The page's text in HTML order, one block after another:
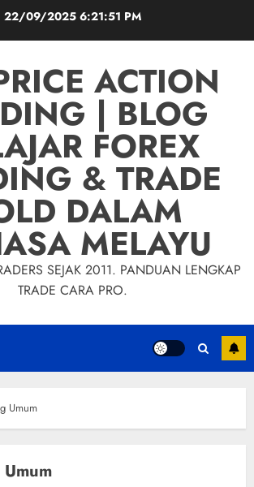
22/09/2025 6:21:52 PM
ACTION
| BLOG
FOREX
& TRADE
DALAM
MELAYU
SEJAK 2011. PANDUAN LENGKAP
TRADE CARA PRO.
Umum